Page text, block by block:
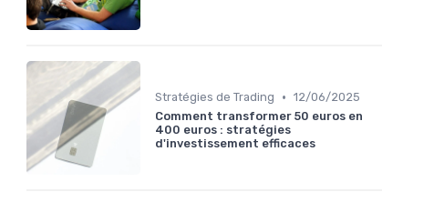
Stratégies de Trading • 12/06/2025
Comment transformer 50 euros en
400 euros : stratégies
d'investissement efficaces